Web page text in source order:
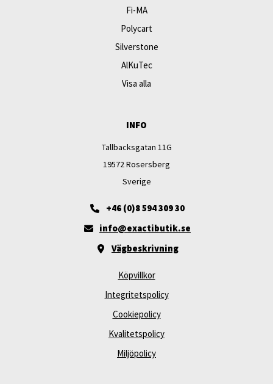
Fi-MA
Polycart
Silverstone
AlKuTec
Visa alla
INFO
Tallbacksgatan 11G
19572 Rosersberg
Sverige
+46 (0)8 594 309 30
info@exactibutik.se
Vägbeskrivning
Köpvillkor
Integritetspolicy
Cookiepolicy
Kvalitetspolicy
Miljöpolicy